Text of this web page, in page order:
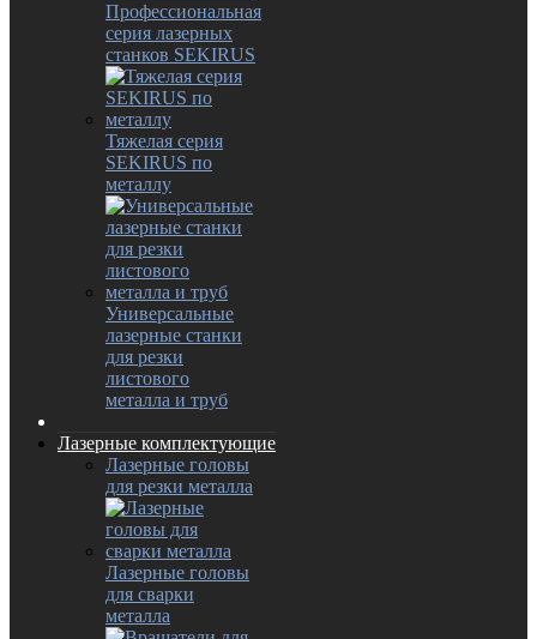
Профессиональная
серия лазерных
станков SEKIRUS
Тяжелая серия
SEKIRUS по
металлу
Универсальные
лазерные станки
для резки
листового
металла и труб
Лазерные комплектующие
Лазерные головы
для резки металла
Лазерные головы
для сварки
металла